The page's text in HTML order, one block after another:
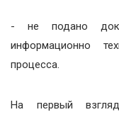
- не подано
информационно
процесса.
На первый